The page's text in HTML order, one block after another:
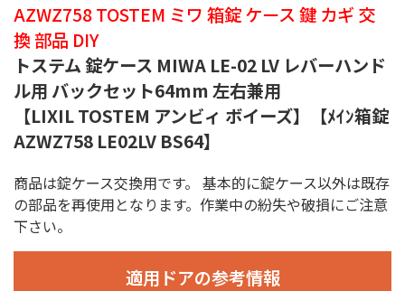
AZWZ758 TOSTEM ミワ 箱錠 ケース 鍵 カギ 交
換 部品 DIY
トステム 錠ケース MIWA LE-02 LV レバーハンド
ル用 バックセット64mm 左右兼用
【LIXIL TOSTEM アンビィ ボイーズ】【ﾒｲﾝ箱錠
AZWZ758 LE02LV BS64】
商品は錠ケース交換用です。 基本的に錠ケース以外は既存
の部品を再使用となります。作業中の紛失や破損にご注意
下さい。
適用ドアの参考情報